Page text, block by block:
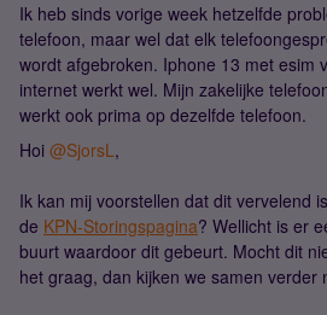
Ik heb sinds vorige week hetzelfde
telefoon, maar wel dat elk
wordt afgebroken. Iphone 13 met esim
internet werkt wel. Mijn zakelijke
werkt ook prima op dezelfde telefoon.
Hoi @SjorsL,
Ik kan mij voorstellen dat dit vervelend
de KPN-Storingspagina? Wellicht is er
buurt waardoor dit gebeurt. Mocht dit
het graag, dan kijken we samen verder